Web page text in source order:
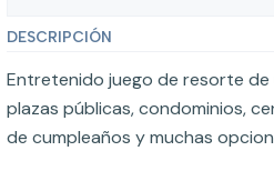
DESCRIPCIÓN
Entretenido juego de resorte
plazas públicas, condominios,
de cumpleaños y muchas